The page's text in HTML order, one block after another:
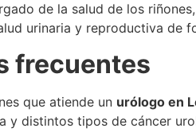
de la salud de los
urinaria y reproductiva de
frecuentes
que atiende un urólogo en
y distintos tipos de cáncer